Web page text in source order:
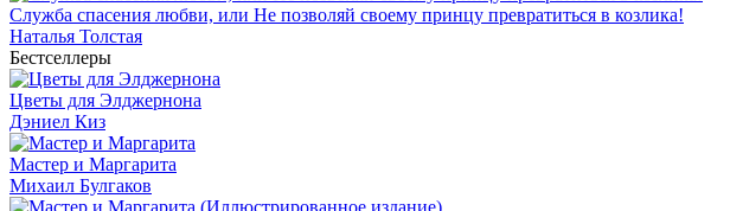
Служба спасения любви, или Не позволяй своему принцу превратиться в козлика!
Наталья Толстая
Бестселлеры
Цветы для Элджернона
Дэниел Киз
Мастер и Маргарита
Михаил Булгаков